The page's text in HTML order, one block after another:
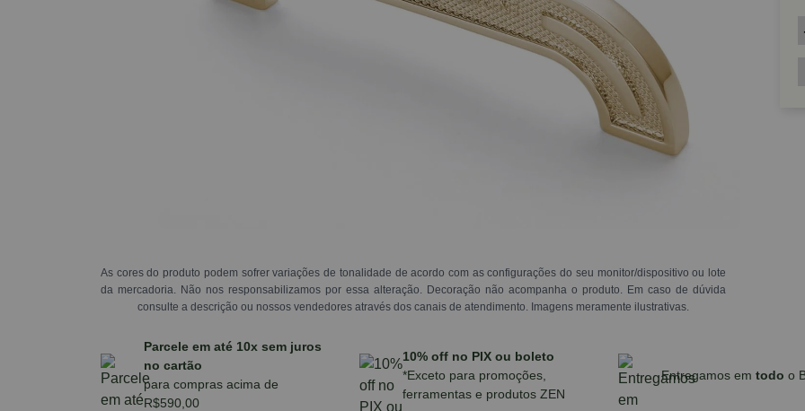
As cores do produto podem sofrer variações de tonalidade de acordo com as configurações do seu monitor/dispositivo ou lote
da mercadoria. Não nos responsabilizamos por essa alteração. Decoração não acompanha o produto. Em caso de dúvida
consulte a descrição ou nossos vendedores através dos canais de atendimento. Imagens meramente ilustrativas.
Parcele em até 10x sem juros
no cartão
para compras acima de
R$590,00
10% off no PIX ou boleto
*Exceto para promoções,
ferramentas e produtos ZEN
Entregamos em todo o